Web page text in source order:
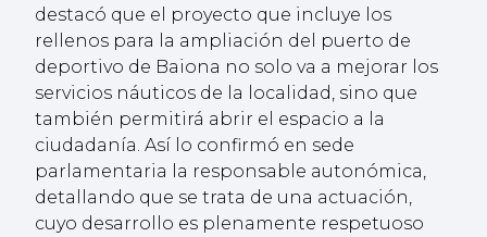
destacó que el proyecto que incluye los
rellenos para la ampliación del puerto de
deportivo de Baiona no solo va a mejorar los
servicios náuticos de la localidad, sino que
también permitirá abrir el espacio a la
ciudadanía. Así lo confirmó en sede
parlamentaria la responsable autonómica,
detallando que se trata de una actuación,
cuyo desarrollo es plenamente respetuoso